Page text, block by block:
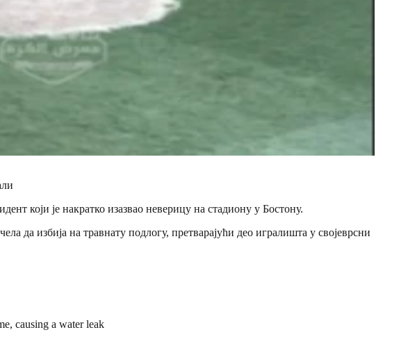
који је накратко изазвао неверицу на стадиону у Бостону.
да избија на травнату подлогу, претварајући део игралишта у својеврсни
causing a water leak